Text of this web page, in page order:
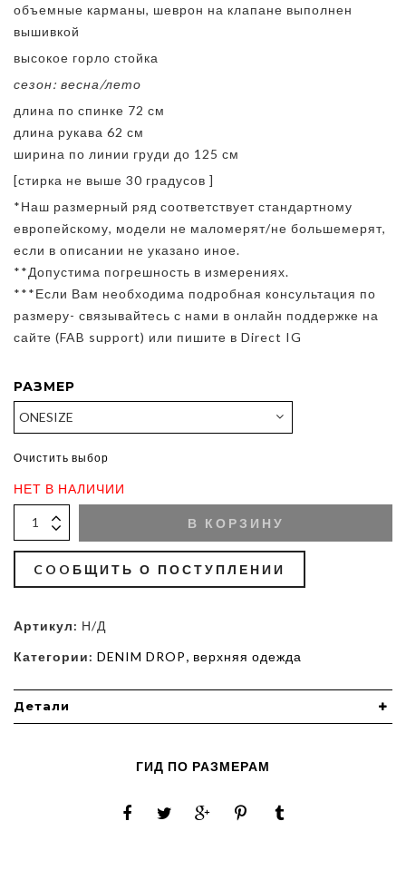
объемные карманы, шеврон на клапане выполнен
вышивкой
высокое горло стойка
сезон: весна/лето
длина по спинке 72 см
длина рукава 62 см
ширина по линии груди до 125 см
[стирка не выше 30 градусов ]
*Наш размерный ряд соответствует стандартному
европейскому, модели не маломерят/не большемерят,
если в описании не указано иное.
**Допустима погрешность в измерениях.
***Если Вам необходима подробная консультация по
размеру- связывайтесь с нами в онлайн поддержке на
сайте (FAB support) или пишите в Direct IG
РАЗМЕР
Очистить выбор
НЕТ В НАЛИЧИИ
В КОРЗИНУ
COOБЩИТЬ О ПОСТУПЛЕНИИ
Артикул: Н/Д
Категории: DENIM DROP, верхняя одежда
Детали
ГИД ПО РАЗМЕРАМ